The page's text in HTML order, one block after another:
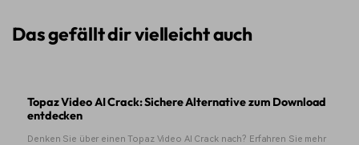
Das gefällt dir vielleicht auch
Topaz Video AI Crack: Sichere Alternative zum Download
entdecken
Denken Sie über einen Topaz Video AI Crack nach? Erfahren Sie mehr